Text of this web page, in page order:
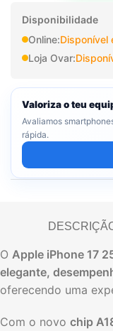
Disponibilidade
Online:Disponível
Loja Ovar:
Valoriza o teu
Avaliamos
rápida.
O Apple iPhone 17
elegante,
oferecendo uma
Com o novo chip